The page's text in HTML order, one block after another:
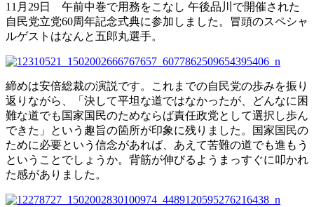
11月29日 午前中巻で用務をこなし 午後品川で開催された
自民党立党60周年記念式典に参加しました。冒頭のスペシャ
ルゲストはなんと五郎丸選手。
締めは安倍総裁の演説です。これまでの自民党の歩みを振り
返りながら、「決して平坦な道ではなかったが、どんなに困
難な道でも国家国民のためならば責任政党として選択し歩ん
できた」という趣旨の箇所が印象に残りました。国家国民の
ために必要という信念があれば、あえて苦難の道でも進もう
ということでしょうか。背筋が伸びるようまっすぐに叩かれ
た感がありました。